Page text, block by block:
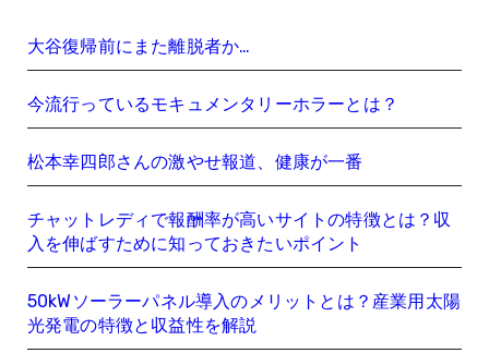
大谷復帰前にまた離脱者か…
今流行っているモキュメンタリーホラーとは？
松本幸四郎さんの激やせ報道、健康が一番
チャットレディで報酬率が高いサイトの特徴とは？収
入を伸ばすために知っておきたいポイント
50kWソーラーパネル導入のメリットとは？産業用太陽
光発電の特徴と収益性を解説